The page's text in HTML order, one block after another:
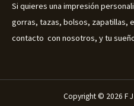
Si quieres una impresión
gorras, tazas, bolsos, zapatillas,
contacto con nosotros, y tu
Copyright © 2026 F J